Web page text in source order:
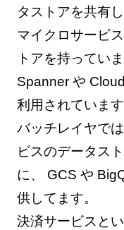
タストアを共有
マイクロサービ
トアを持ってい
Spanner や
利用されています
バッチレイヤで
ビスのデータス
に、 GCS や
供してます。
決済サービスと